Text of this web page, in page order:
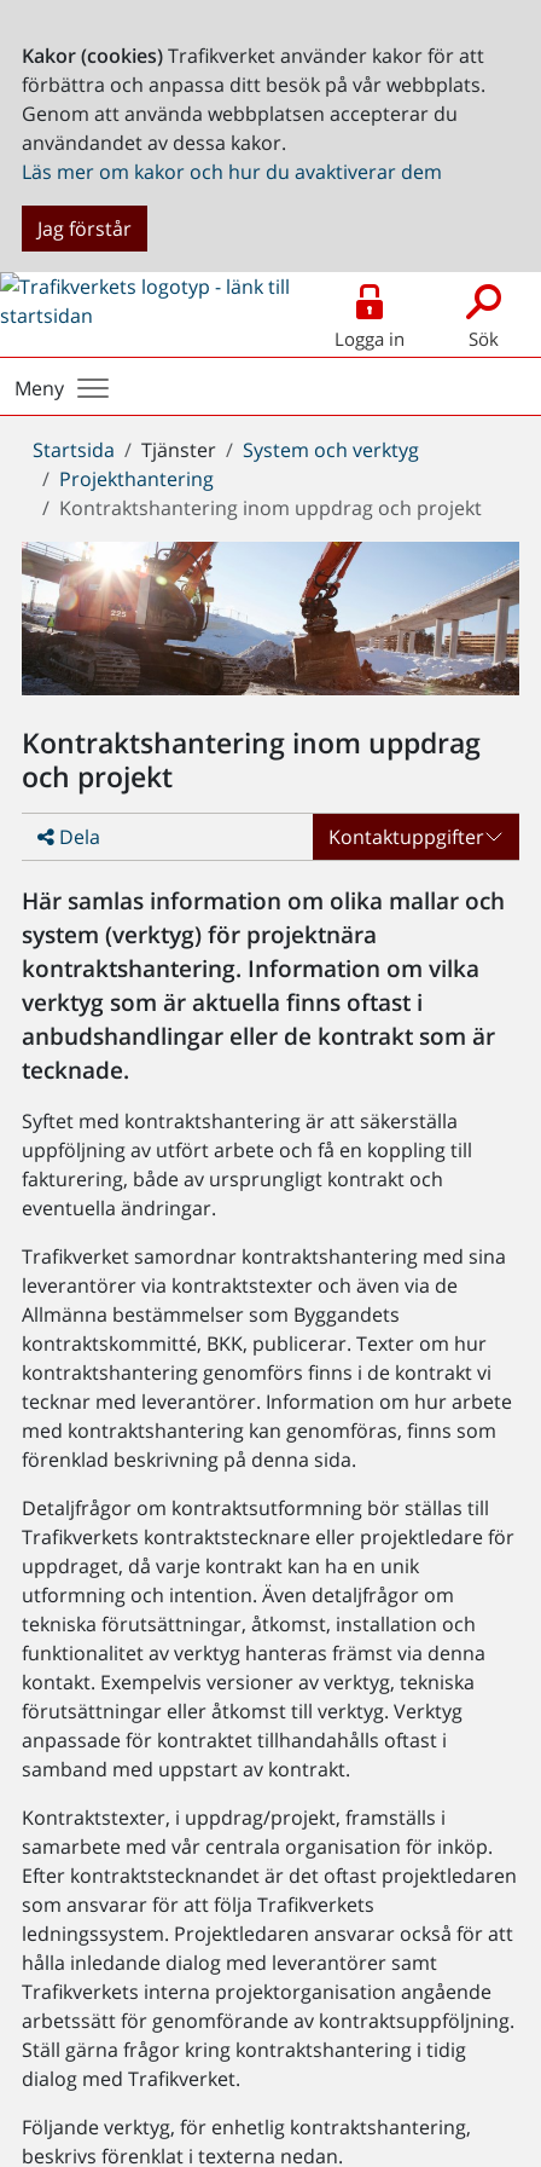
Kakor (cookies)Trafikverket använder kakor för att
förbättra och anpassa ditt besök på vår webbplats.
Genom att använda webbplatsen accepterar du
användandet av dessa kakor.
Läs mer om kakor och hur du avaktiverar dem
Jag förstår
Logga in Sök
Meny
Du
är
här:
Startsida Tjänster
System och verktyg
Projekthantering
Kontraktshantering inom uppdrag och projekt
Kontraktshantering inom uppdrag
och projekt
Dela Kontaktuppgifter
Här samlas information om olika mallar och
system (verktyg) för projektnära
kontraktshantering. Information om vilka
verktyg som är aktuella finns oftast i
anbudshandlingar eller de kontrakt som är
tecknade.
Syftet med kontraktshantering är att säkerställa
uppföljning av utfört arbete och få en koppling till
fakturering, både av ursprungligt kontrakt och
eventuella ändringar.
Trafikverket samordnar kontraktshantering med sina
leverantörer via kontraktstexter och även via de
Allmänna bestämmelser som Byggandets
kontraktskommitté, BKK, publicerar. Texter om hur
kontraktshantering genomförs finns i de kontrakt vi
tecknar med leverantörer. Information om hur arbete
med kontraktshantering kan genomföras, finns som
förenklad beskrivning på denna sida.
Detaljfrågor om kontraktsutformning bör ställas till
Trafikverkets kontraktstecknare eller projektledare för
uppdraget, då varje kontrakt kan ha en unik
utformning och intention. Även detaljfrågor om
tekniska förutsättningar, åtkomst, installation och
funktionalitet av verktyg hanteras främst via denna
kontakt. Exempelvis versioner av verktyg, tekniska
förutsättningar eller åtkomst till verktyg. Verktyg
anpassade för kontraktet tillhandahålls oftast i
samband med uppstart av kontrakt.
Kontraktstexter, i uppdrag/projekt, framställs i
samarbete med vår centrala organisation för inköp.
Efter kontraktstecknandet är det oftast projektledaren
som ansvarar för att följa Trafikverkets
ledningssystem. Projektledaren ansvarar också för att
hålla inledande dialog med leverantörer samt
Trafikverkets interna projektorganisation angående
arbetssätt för genomförande av kontraktsuppföljning.
Ställ gärna frågor kring kontraktshantering i tidig
dialog med Trafikverket.
Följande verktyg, för enhetlig kontraktshantering,
beskrivs förenklat i texterna nedan.